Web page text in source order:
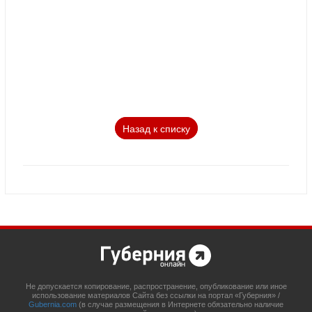
Назад к списку
Не допускается копирование, распространение, опубликование или иное
использование материалов Сайта без ссылки на портал «Губерния» /
Gubernia.com (в случае размещения в Интернете обязательно наличие